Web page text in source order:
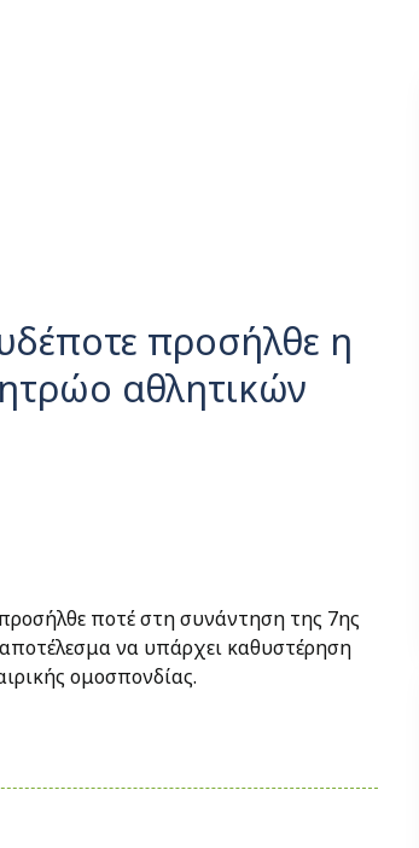
προσήλθε η
αθλητικών
ποτέ στη συνάντηση της 7ης
να υπάρχει καθυστέρηση
ομοσπονδίας.